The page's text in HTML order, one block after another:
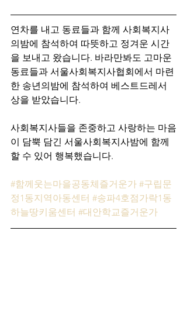
연차를 내고 동료들과 함께 사회복지사
의밤에 참석하여 따뜻하고 정겨운 시간
을 보내고 왔습니다. 바라만봐도 고마운
동료들과 서울사회복지사협회에서 마련
한 송년의밤에 참석하여 베스트드레서
상을 받았습니다.
사회복지사들을 존중하고 사랑하는 마음
이 담뿍 담긴 서울사회복지사밤에 함께
할 수 있어 행복했습니다.
#함께웃는마을공동체즐거운가 #구립문
정1동지역아동센터 #송파4호점가락1동
하늘땅키움센터 #대안학교즐거운가